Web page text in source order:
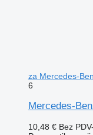
za Mercedes-
6
Mercedes-
10,48 € Bez